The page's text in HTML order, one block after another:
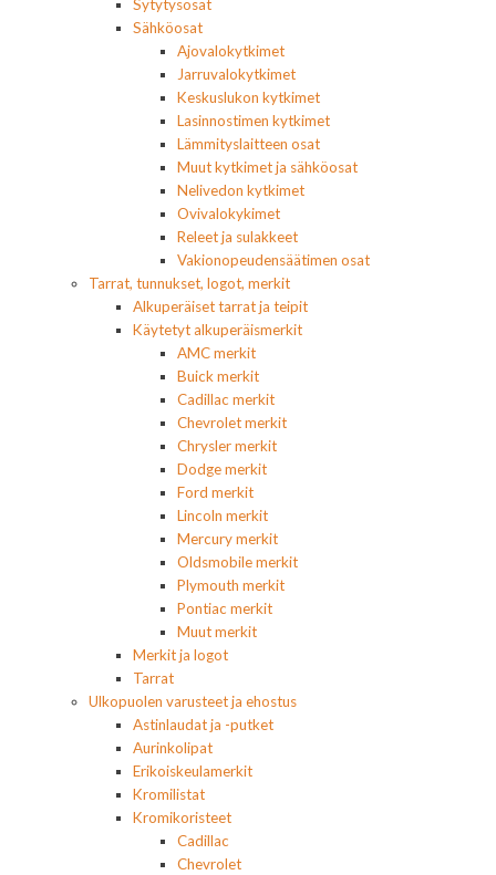
Sytytysosat
Sähköosat
Ajovalokytkimet
Jarruvalokytkimet
Keskuslukon kytkimet
Lasinnostimen kytkimet
Lämmityslaitteen osat
Muut kytkimet ja sähköosat
Nelivedon kytkimet
Ovivalokykimet
Releet ja sulakkeet
Vakionopeudensäätimen osat
Tarrat, tunnukset, logot, merkit
Alkuperäiset tarrat ja teipit
Käytetyt alkuperäismerkit
AMC merkit
Buick merkit
Cadillac merkit
Chevrolet merkit
Chrysler merkit
Dodge merkit
Ford merkit
Lincoln merkit
Mercury merkit
Oldsmobile merkit
Plymouth merkit
Pontiac merkit
Muut merkit
Merkit ja logot
Tarrat
Ulkopuolen varusteet ja ehostus
Astinlaudat ja -putket
Aurinkolipat
Erikoiskeulamerkit
Kromilistat
Kromikoristeet
Cadillac
Chevrolet